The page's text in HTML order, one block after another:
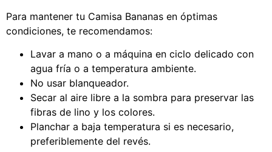
Para mantener tu Camisa Bananas en óptimas
condiciones, te recomendamos:
Lavar a mano o a máquina en ciclo delicado con
agua fría o a temperatura ambiente.
No usar blanqueador.
Secar al aire libre a la sombra para preservar las
fibras de lino y los colores.
Planchar a baja temperatura si es necesario,
preferiblemente del revés.